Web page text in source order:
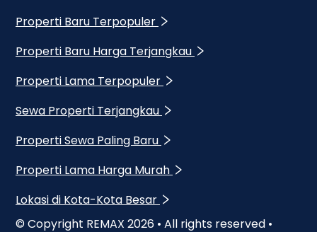
Properti Baru Terpopuler
Properti Baru Harga Terjangkau
Properti Lama Terpopuler
Sewa Properti Terjangkau
Properti Sewa Paling Baru
Properti Lama Harga Murah
Lokasi di Kota-Kota Besar
© Copyright REMAX 2026 • All rights reserved •